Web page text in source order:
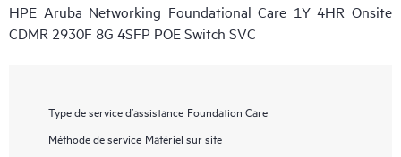
HPE Aruba Networking Foundational Care 1Y 4HR Onsite
CDMR 2930F 8G 4SFP POE Switch SVC
Type de service d’assistance Foundation Care
Méthode de service Matériel sur site